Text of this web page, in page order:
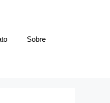
Sobre